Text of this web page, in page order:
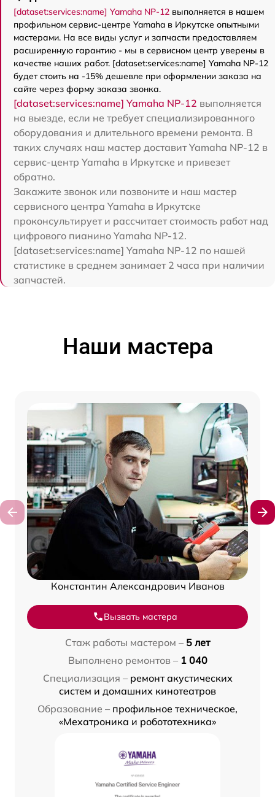
[dataset:services:name] Yamaha NP-12 выполняется в нашем
профильном сервис-центре Yamaha в Иркутске опытными
мастерами. На все виды услуг и запчасти предоставляем
расширенную гарантию - мы в сервисном центр уверены в
качестве наших работ. [dataset:services:name] Yamaha NP-12
будет стоить на -15% дешевле при оформлении заказа на
сайте через форму заказа звонка.
[dataset:services:name] Yamaha NP-12 выполняется
на выезде, если не требует специализированного
оборудования и длительного времени ремонта. В
таких случаях наш мастер доставит Yamaha NP-12 в
сервис-центр Yamaha в Иркутске и привезет
обратно.
Закажите звонок или позвоните и наш мастер
сервисного центра Yamaha в Иркутске
проконсультирует и рассчитает стоимость работ над
цифрового пианино Yamaha NP-12.
[dataset:services:name] Yamaha NP-12 по нашей
статистике в среднем занимает 2 часа при наличии
запчастей.
Наши мастера
Константин Александрович Иванов
Вызвать мастера
Стаж работы мастером – 5 лет
Выполнено ремонтов – 1 040
Специализация – ремонт акустических
систем и домашних кинотеатров
Образование – профильное техническое,
«Мехатроника и робототехника»